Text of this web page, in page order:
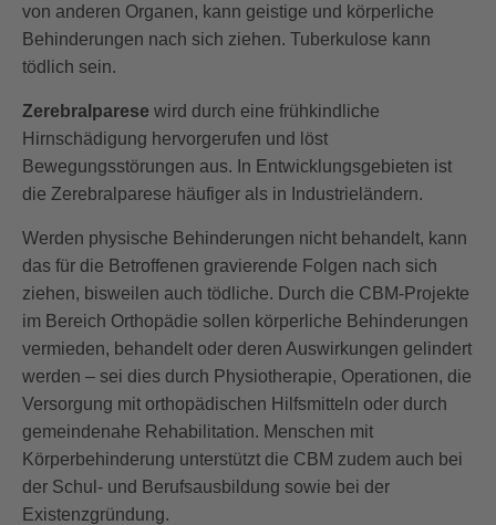
von anderen Organen, kann geistige und körperliche
Behinderungen nach sich ziehen. Tuberkulose kann
tödlich sein.
Zerebralparese wird durch eine frühkindliche
Hirnschädigung hervorgerufen und löst
Bewegungsstörungen aus. In Entwicklungsgebieten ist
die Zerebralparese häufiger als in Industrieländern.
Werden physische Behinderungen nicht behandelt, kann
das für die Betroffenen gravierende Folgen nach sich
ziehen, bisweilen auch tödliche. Durch die CBM-Projekte
im Bereich Orthopädie sollen körperliche Behinderungen
vermieden, behandelt oder deren Auswirkungen gelindert
werden – sei dies durch Physiotherapie, Operationen, die
Versorgung mit orthopädischen Hilfsmitteln oder durch
gemeindenahe Rehabilitation. Menschen mit
Körperbehinderung unterstützt die CBM zudem auch bei
der Schul- und Berufsausbildung sowie bei der
Existenzgründung.